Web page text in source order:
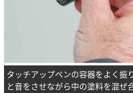
タッチアップペンの容器をよく振
と音をさせながら中の塗料を混ぜ